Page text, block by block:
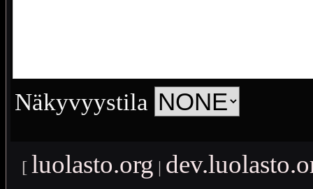
Näkyvyystila
[ luolasto.org |